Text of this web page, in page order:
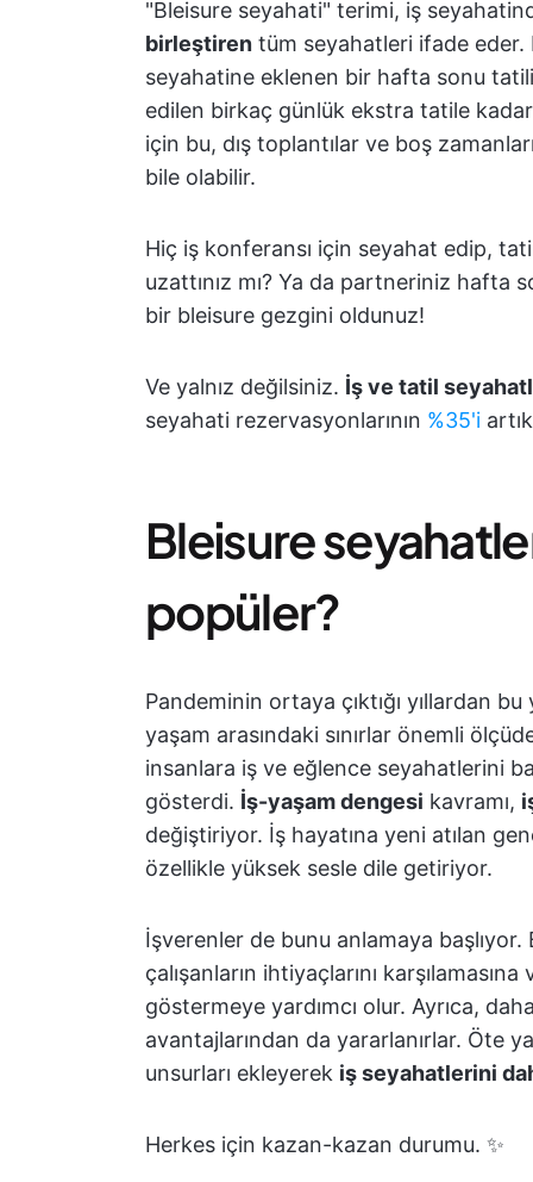
"Bleisure seyahati" terimi, iş
birleştiren tüm seyahatleri ifade eder.
seyahatine eklenen bir hafta sonu
edilen birkaç günlük ekstra tatile kadar
için bu, dış toplantılar ve boş
bile olabilir.
Hiç iş konferansı için seyahat edip,
uzattınız mı? Ya da partneriniz hafta
bir bleisure gezgini oldunuz!
Ve yalnız değilsiniz. İş ve tatil
seyahati rezervasyonlarının %35'i
Bleisure
popüler?
Pandeminin ortaya çıktığı yıllardan
yaşam arasındaki sınırlar önemli
insanlara iş ve eğlence seyahatlerini
gösterdi. İş-yaşam dengesi kavramı,
değiştiriyor. İş hayatına yeni atılan
özellikle yüksek sesle dile getiriyor.
İşverenler de bunu anlamaya
çalışanların ihtiyaçlarını
göstermeye yardımcı olur. Ayrıca,
avantajlarından da yararlanırlar. Öte
unsurları ekleyerek iş seyahatlerini
Herkes için kazan-kazan durumu. ✨